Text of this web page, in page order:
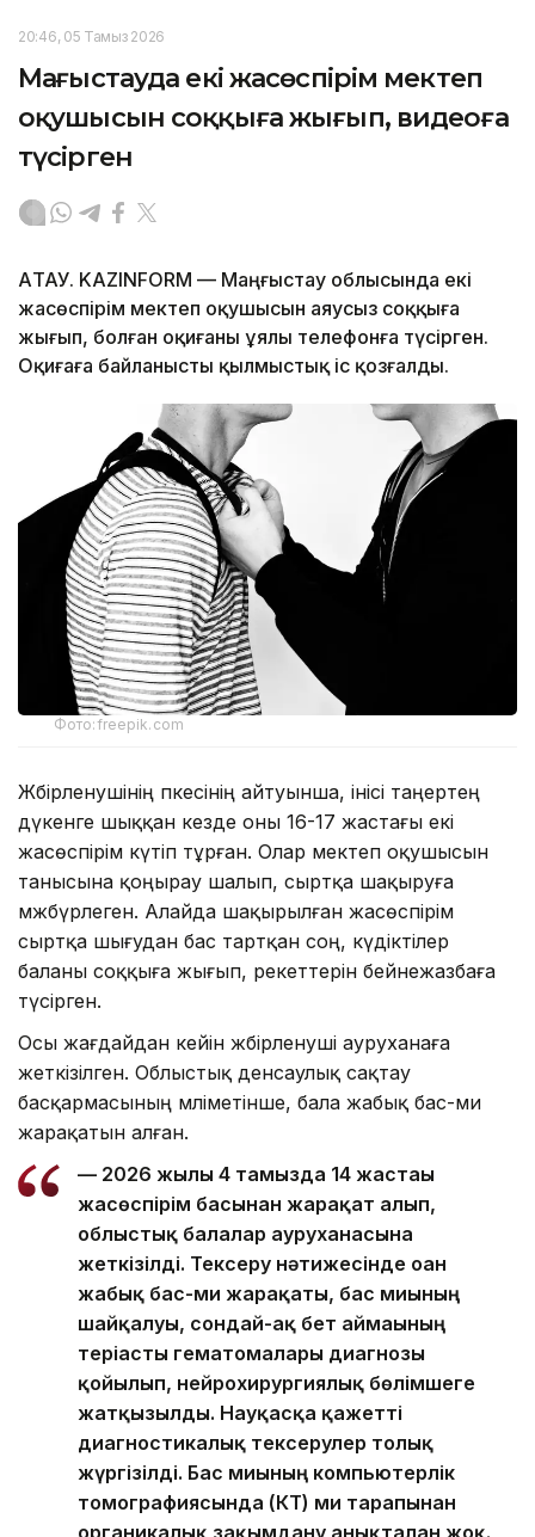
20:46, 05 Тамыз 2026
Маңғыстауда екі жасөспірім мектеп
оқушысын соққыға жығып, видеоға
түсірген
АҚТАУ. KAZINFORM — Маңғыстау облысында екі
жасөспірім мектеп оқушысын аяусыз соққыға
жығып, болған оқиғаны ұялы телефонға түсірген.
Оқиғаға байланысты қылмыстық іс қозғалды.
Фото:freepik.com
Жәбірленушінің әпкесінің айтуынша, інісі таңертең
дүкенге шыққан кезде оны 16-17 жастағы екі
жасөспірім күтіп тұрған. Олар мектеп оқушысын
танысына қоңырау шалып, сыртқа шақыруға
мәжбүрлеген. Алайда шақырылған жасөспірім
сыртқа шығудан бас тартқан соң, күдіктілер
баланы соққыға жығып, әрекеттерін бейнежазбаға
түсірген.
Осы жағдайдан кейін жәбірленуші ауруханаға
жеткізілген. Облыстық денсаулық сақтау
басқармасының мәліметінше, бала жабық бас-ми
жарақатын алған.
— 2026 жылғы 4 тамызда 14 жастағы
жасөспірім басынан жарақат алып,
облыстық балалар ауруханасына
жеткізілді. Тексеру нәтижесінде оған
жабық бас-ми жарақаты, бас миының
шайқалуы, сондай-ақ бет аймағының
теріасты гематомалары диагнозы
қойылып, нейрохирургиялық бөлімшеге
жатқызылды. Науқасқа қажетті
диагностикалық тексерулер толық
жүргізілді. Бас миының компьютерлік
томографиясында (КТ) ми тарапынан
органикалық зақымдану анықталған жоқ.